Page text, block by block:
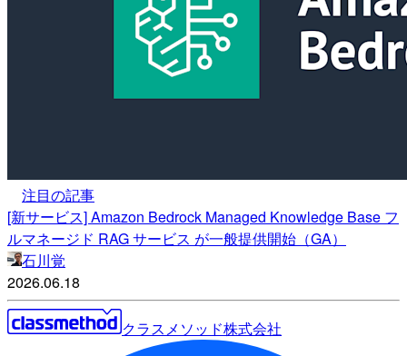
注目の記事
[新サービス] Amazon Bedrock Managed Knowledge Base フ
ルマネージド RAG サービス が一般提供開始（GA）
石川覚
2026.06.18
クラスメソッド株式会社